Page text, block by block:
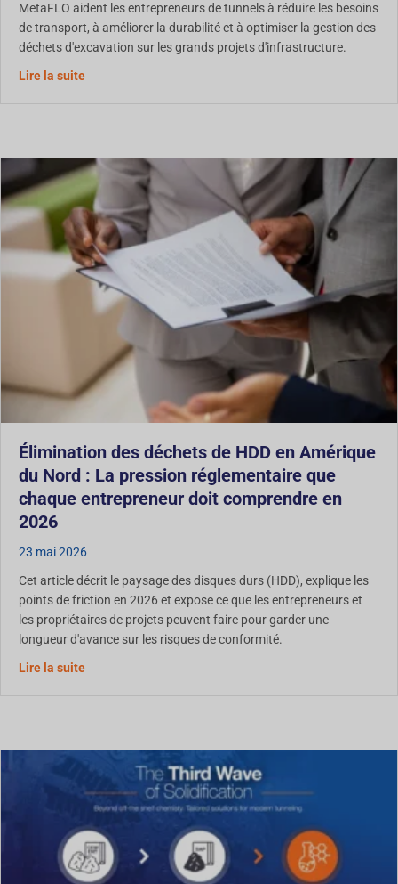
MetaFLO aident les entrepreneurs de tunnels à réduire les besoins
de transport, à améliorer la durabilité et à optimiser la gestion des
déchets d'excavation sur les grands projets d'infrastructure.
Lire la suiteGestion des déblais de tunnel : leçons
Élimination des déchets de HDD en Amérique
du Nord : La pression réglementaire que
chaque entrepreneur doit comprendre en
2026
23 mai 2026
Cet article décrit le paysage des disques durs (HDD), explique les
points de friction en 2026 et expose ce que les entrepreneurs et
les propriétaires de projets peuvent faire pour garder une
longueur d'avance sur les risques de conformité.
Lire la suiteÀ propos de l'élimination des déchets des HDD en